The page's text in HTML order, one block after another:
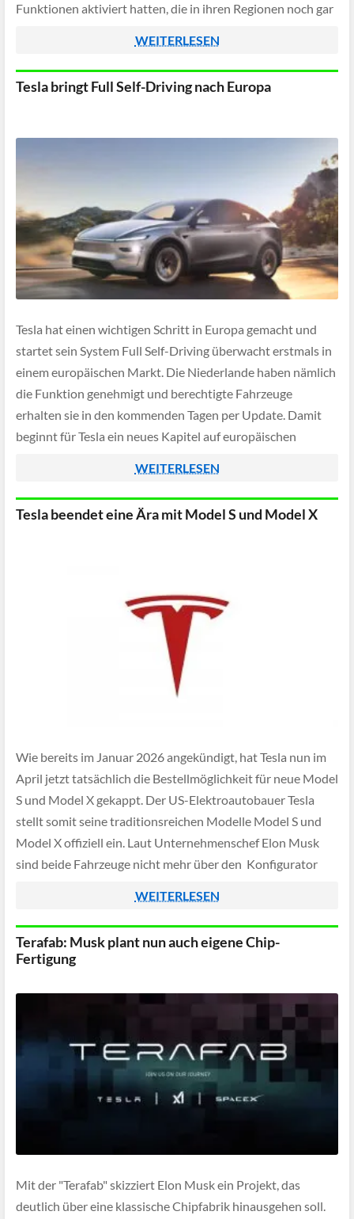
Funktionen aktiviert hatten, die in ihren Regionen noch gar
WEITERLESEN
Tesla bringt Full Self-Driving nach Europa
Tesla hat einen wichtigen Schritt in Europa gemacht und
startet sein System Full Self-Driving überwacht erstmals in
einem europäischen Markt. Die Niederlande haben nämlich
die Funktion genehmigt und berechtigte Fahrzeuge
erhalten sie in den kommenden Tagen per Update. Damit
beginnt für Tesla ein neues Kapitel auf europäischen
WEITERLESEN
Tesla beendet eine Ära mit Model S und Model X
Wie bereits im Januar 2026 angekündigt, hat Tesla nun im
April jetzt tatsächlich die Bestellmöglichkeit für neue Model
S und Model X gekappt. Der US-Elektroautobauer Tesla
stellt somit seine traditionsreichen Modelle Model S und
Model X offiziell ein. Laut Unternehmenschef Elon Musk
sind beide Fahrzeuge nicht mehr über den Konfigurator
WEITERLESEN
Terafab: Musk plant nun auch eigene Chip-
Fertigung
Mit der "Terafab" skizziert Elon Musk ein Projekt, das
deutlich über eine klassische Chipfabrik hinausgehen soll.